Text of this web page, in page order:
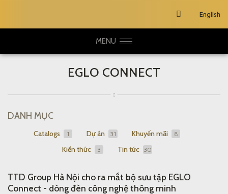
English
MENU
EGLO CONNECT
DANH MỤC
Catalogs 1 Dự án 31 Khuyến mãi 8
Kiến thức 3 Tin tức 30
TTD Group Hà Nội cho ra mắt bộ sưu tập EGLO
Connect - dòng đèn công nghệ thông minh